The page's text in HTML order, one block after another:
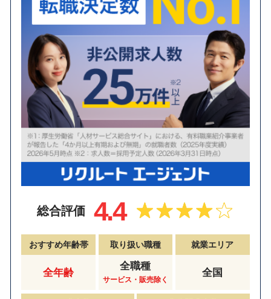
総合評価 4.4
おすすめ年齢帯
全年齢
取り扱い職種
全職種
サービス・販売除く
就業エリア
全国